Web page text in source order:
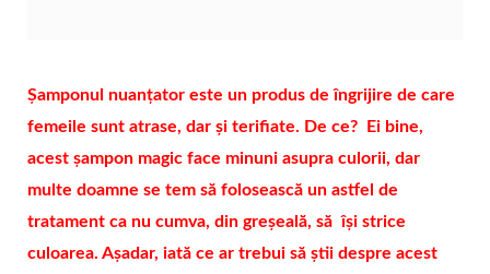
Șamponul nuanțator este un produs de îngrijire de care
femeile sunt atrase, dar și terifiate. De ce? Ei bine,
acest șampon magic face minuni asupra culorii, dar
multe doamne se tem să folosească un astfel de
tratament ca nu cumva, din greșeală, să își strice
culoarea. Așadar, iată ce ar trebui să știi despre acest